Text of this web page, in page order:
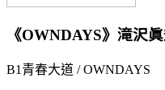
《OWNDAYS》滝沢
B1青春大道 / OWNDAYS